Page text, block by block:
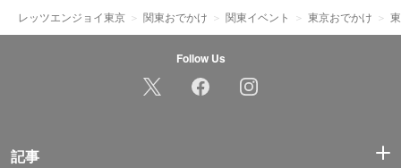
レッツエンジョイ東京 関東おでかけ 関東イベント 東京おでかけ
Follow Us
記事